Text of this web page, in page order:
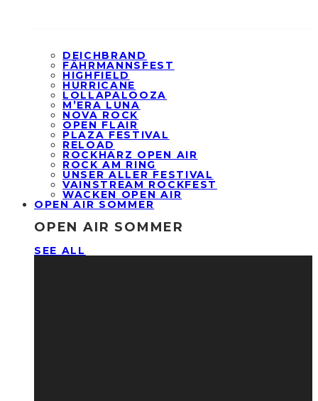
DEICHBRAND
FÄHRMANNSFEST
HIGHFIELD
HURRICANE
LOLLAPALOOZA
M’ERA LUNA
NOVA ROCK
OPEN FLAIR
PLAZA FESTIVAL
RELOAD
ROCKHARZ OPEN AIR
ROCK AM RING
UNSER ALLER FESTIVAL
VAINSTREAM ROCKFEST
WACKEN OPEN AIR
OPEN AIR SOMMER
OPEN AIR SOMMER
SEE ALL